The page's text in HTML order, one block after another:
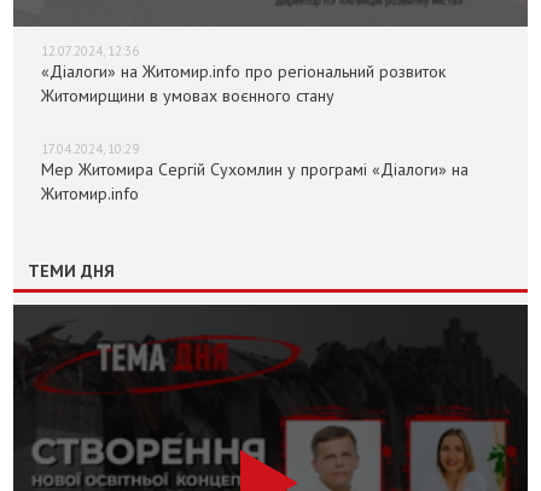
12.07.2024, 12:36
«Діалоги» на Житомир.info про регіональний розвиток
Житомирщини в умовах воєнного стану
17.04.2024, 10:29
Мер Житомира Сергій Сухомлин у програмі «Діалоги» на
Житомир.info
ТЕМИ ДНЯ